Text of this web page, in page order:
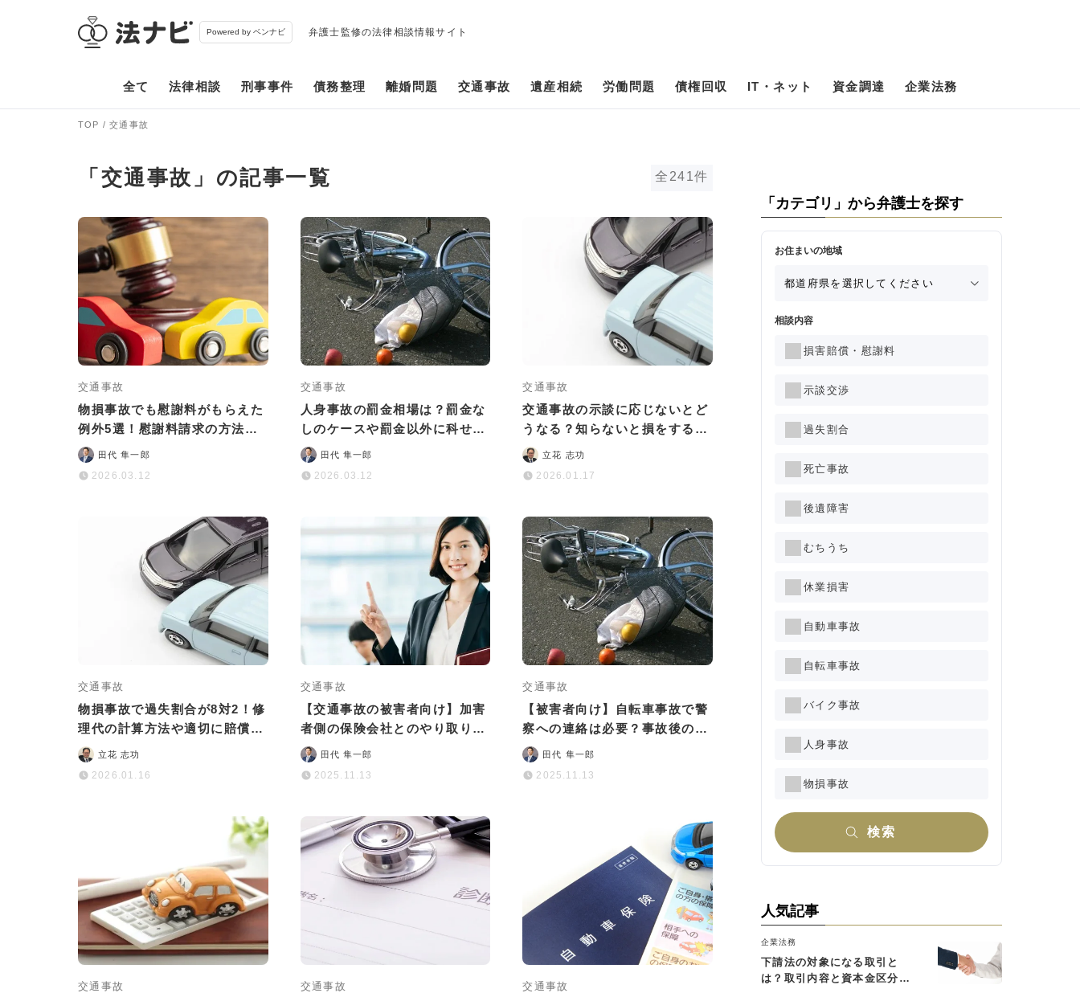
Powered by ベンナビ 弁護士監修の法律相談情報サイト
全て 法律相談 刑事事件 債務整理 離婚問題 交通事故 遺産相続 労働問題 債権回収 IT・ネット 資金調達 企業法務
TOP 交通事故
「交通事故」の記事一覧 全241件
交通事故
物損事故でも慰謝料がもらえた
例外5選！慰謝料請求の方法も
わかりやすく解説
田代 隼一郎
2026.03.12
交通事故
人身事故の罰金相場は？罰金な
しのケースや罰金以外に科せら
れる処分も解説
田代 隼一郎
2026.03.12
交通事故
交通事故の示談に応じないとど
うなる？知らないと損をするリ
スクとは？
立花 志功
2026.01.17
交通事故
物損事故で過失割合が8対2！修
理代の計算方法や適切に賠償金
を受け取るポイントなど
立花 志功
2026.01.16
交通事故
【交通事故の被害者向け】加害
者側の保険会社とのやり取りガ
イド｜よくあるトラブル例
田代 隼一郎
2025.11.13
交通事故
【被害者向け】自転車事故で警
察への連絡は必要？事故後の基
本的な流れを解説
田代 隼一郎
2025.11.13
交通事故 交通事故 交通事故
「カテゴリ」から弁護士を探す
お住まいの地域
相談内容
損害賠償・慰謝料
示談交渉
過失割合
死亡事故
後遺障害
むちうち
休業損害
自動車事故
自転車事故
バイク事故
人身事故
物損事故
検索
人気記事
企業法務
下請法の対象になる取引と
は？取引内容と資本金区分に